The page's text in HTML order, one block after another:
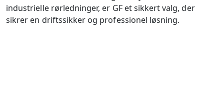
industrielle rørledninger, er GF et sikkert valg, der
sikrer en driftssikker og professionel løsning.